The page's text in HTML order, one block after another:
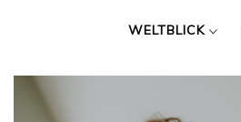
WELTBLICK